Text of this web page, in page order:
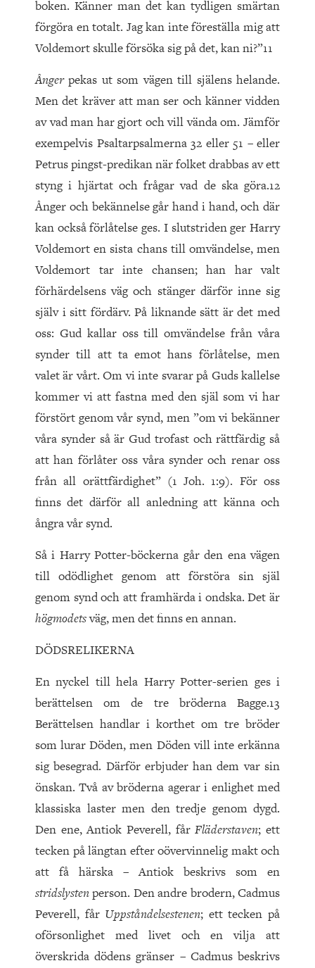
boken. Känner man det kan tydligen smärtan
förgöra en totalt. Jag kan inte föreställa mig att
Voldemort skulle försöka sig på det, kan ni?”11
Ångerpekas ut som vägen till själens helande.
Men det kräver att man ser och känner vidden
av vad man har gjort och vill vända om. Jämför
exempelvis Psaltarpsalmerna 32 eller 51 – eller
Petrus pingst-predikan när folket drabbas av ett
styng i hjärtat och frågar vad de ska göra.12
Ånger och bekännelse går hand i hand, och där
kan också förlåtelse ges. I slutstriden ger Harry
Voldemort en sista chans till omvändelse, men
Voldemort tar inte chansen; han har valt
förhärdelsens väg och stänger därför inne sig
själv i sitt fördärv. På liknande sätt är det med
oss: Gud kallar oss till omvändelse från våra
synder till att ta emot hans förlåtelse, men
valet är vårt. Om vi inte svarar på Guds kallelse
kommer vi att fastna med den själ som vi har
förstört genom vår synd, men ”om vi bekänner
våra synder så är Gud trofast och rättfärdig så
att han förlåter oss våra synder och renar oss
från all orättfärdighet” (1 Joh. 1:9). För oss
finns det därför all anledning att känna och
ångra vår synd.
Så i Harry Potter-böckerna går den ena vägen
till odödlighet genom att förstöra sin själ
genom synd och att framhärda i ondska. Det är
högmodetsväg, men det finns en annan.
DÖDSRELIKERNA
En nyckel till hela Harry Potter-serien ges i
berättelsen om de tre bröderna Bagge.13
Berättelsen handlar i korthet om tre bröder
som lurar Döden, men Döden vill inte erkänna
sig besegrad. Därför erbjuder han dem var sin
önskan. Två av bröderna agerar i enlighet med
klassiska laster men den tredje genom dygd.
Den ene, Antiok Peverell, fårFläderstaven; ett
tecken på längtan efter oövervinnelig makt och
att få härska – Antiok beskrivs som en
stridslystenperson. Den andre brodern, Cadmus
Peverell, får Uppståndelsestenen; ett tecken på
oförsonlighet med livet och en vilja att
överskrida dödens gränser – Cadmus beskrivs